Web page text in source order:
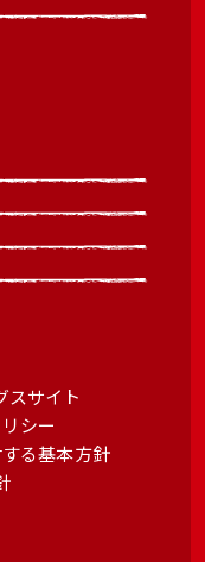
スサイト
シー
る基本方針